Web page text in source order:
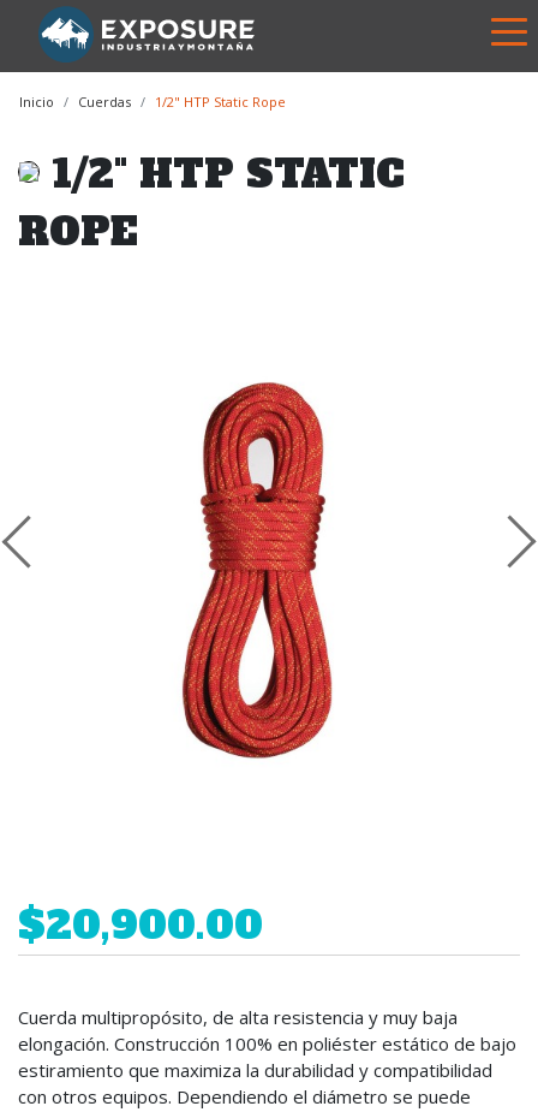
Inicio Cuerdas 1/2" HTP Static Rope
1/2" HTP STATIC
ROPE
$20,900.00
Cuerda multipropósito, de alta resistencia y muy baja
elongación. Construcción 100% en poliéster estático de bajo
estiramiento que maximiza la durabilidad y compatibilidad
con otros equipos. Dependiendo el diámetro se puede